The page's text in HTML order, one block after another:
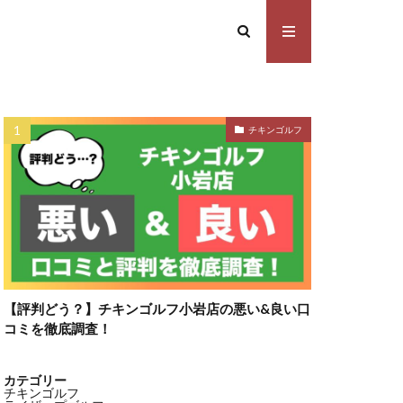
チキンゴルフ
【評判どう？】チキンゴルフ小岩店の悪い&良い口
コミを徹底調査！
カテゴリー
チキンゴルフ